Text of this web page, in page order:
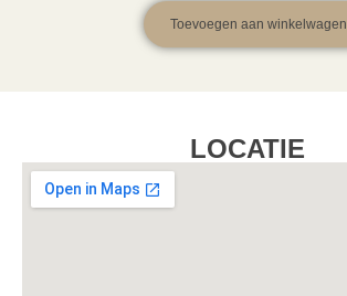
Toevoegen aan winkelwagen
LOCATIE